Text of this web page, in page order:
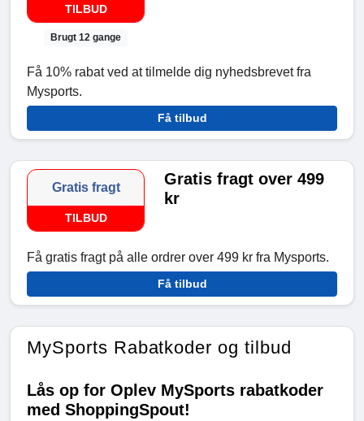
TILBUD
Brugt 12 gange
Få 10% rabat ved at tilmelde dig nyhedsbrevet fra
Mysports.
Få tilbud
Gratis fragt
TILBUD
Gratis fragt over 499
kr
Få gratis fragt på alle ordrer over 499 kr fra Mysports.
Få tilbud
MySports Rabatkoder og tilbud
Lås op for Oplev MySports rabatkoder
med ShoppingSpout!